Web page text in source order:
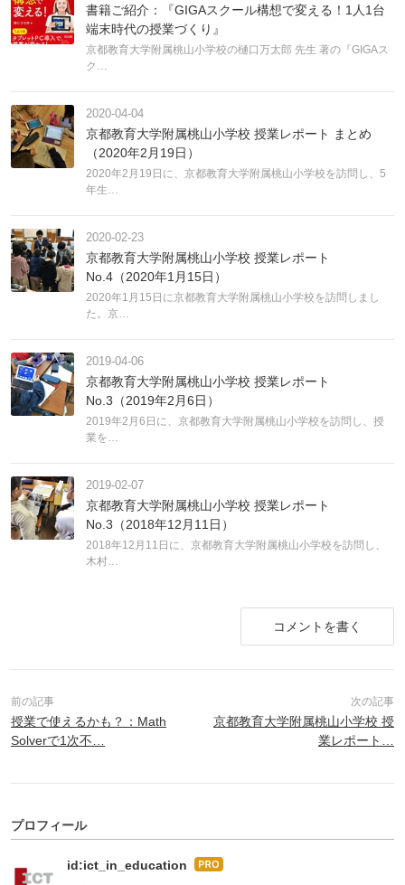
書籍ご紹介：『GIGAスクール構想で変える！1人1台
端末時代の授業づくり』
京都教育大学附属桃山小学校の樋口万太郎 先生 著の『GIGAス
ク…
2020-04-04
京都教育大学附属桃山小学校 授業レポート まとめ
（2020年2月19日）
2020年2月19日に、京都教育大学附属桃山小学校を訪問し、5
年生…
2020-02-23
京都教育大学附属桃山小学校 授業レポート
No.4（2020年1月15日）
2020年1月15日に京都教育大学附属桃山小学校を訪問しまし
た。京…
2019-04-06
京都教育大学附属桃山小学校 授業レポート
No.3（2019年2月6日）
2019年2月6日に、京都教育大学附属桃山小学校を訪問し、授
業を…
2019-02-07
京都教育大学附属桃山小学校 授業レポート
No.3（2018年12月11日）
2018年12月11日に、京都教育大学附属桃山小学校を訪問し、
木村…
コメントを書く
授業で使えるかも？：Math
Solverで1次不…
京都教育大学附属桃山小学校 授
業レポート…
プロフィール
id:ict_in_education はて